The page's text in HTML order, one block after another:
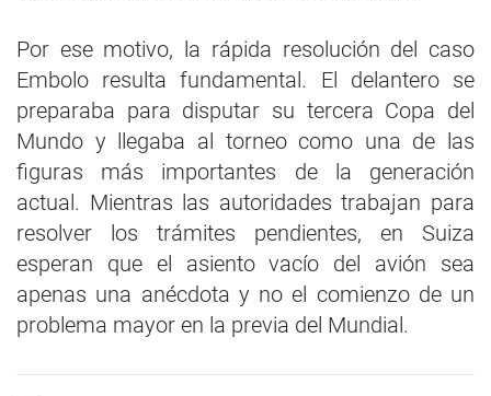
Por ese motivo, la rápida resolución del caso
Embolo resulta fundamental. El delantero se
preparaba para disputar su tercera Copa del
Mundo y llegaba al torneo como una de las
figuras más importantes de la generación
actual. Mientras las autoridades trabajan para
resolver los trámites pendientes, en Suiza
esperan que el asiento vacío del avión sea
apenas una anécdota y no el comienzo de un
problema mayor en la previa del Mundial.